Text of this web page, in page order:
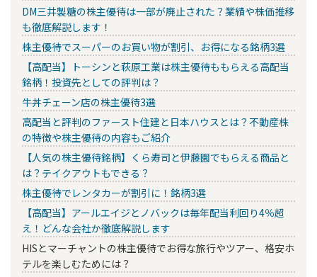
DM三井製糖の株主優待は一部が廃止された？業績や株価推移
も徹底解説します！
株主優待でスーパーのお買い物が割引、お得になる銘柄3選
【高配当】トーシンと萩原工業は株主優待ももらえる高配当
銘柄！投資先としての評判は？
牛丼チェーン店の株主優待3選
高配当と評判のファースト住建と日本ハウスとは？不動産株
の特徴や株主優待の内容もご紹介
【人気の株主優待銘柄】くら寿司と伊藤園でもらえる商品と
は？テイクアウトもできる？
株主優待でレンタカーが割引に！銘柄3選
【高配当】アールエイジとノバックは毎年配当利回り4％超
え！どんな会社か徹底解説します
HISとマーチャントの株主優待でお得な旅行やツアー、格安ホ
テルを楽しむためには？